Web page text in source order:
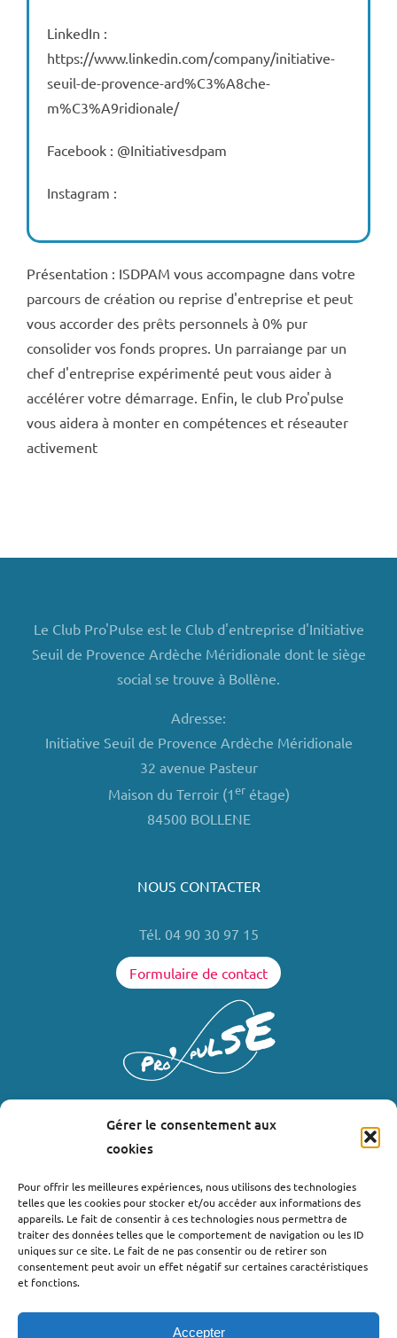
Gérer le consentement aux
cookies
Pour offrir les meilleures expériences, nous utilisons des technologies
telles que les cookies pour stocker et/ou accéder aux informations des
appareils. Le fait de consentir à ces technologies nous permettra de
traiter des données telles que le comportement de navigation ou les ID
uniques sur ce site. Le fait de ne pas consentir ou de retirer son
consentement peut avoir un effet négatif sur certaines caractéristiques
et fonctions.
Accepter
LinkedIn :
https://www.linkedin.com/company/initiative-
seuil-de-provence-ard%C3%A8che-
m%C3%A9ridionale/
Facebook : @Initiativesdpam
Instagram :
Présentation : ISDPAM vous accompagne dans votre
parcours de création ou reprise d'entreprise et peut
vous accorder des prêts personnels à 0% pur
consolider vos fonds propres. Un parraiange par un
chef d'entreprise expérimenté peut vous aider à
accélérer votre démarrage. Enfin, le club Pro'pulse
vous aidera à monter en compétences et réseauter
activement
Le Club Pro'Pulse est le Club d'entreprise d'Initiative
Seuil de Provence Ardèche Méridionale dont le siège
social se trouve à Bollène.
Adresse:
Initiative Seuil de Provence Ardèche Méridionale
32 avenue Pasteur
Maison du Terroir (1erétage)
84500 BOLLENE
NOUS CONTACTER
Tél. 04 90 30 97 15
Formulaire de contact
Où nous trouver ?
Bollène
Nyons
Valréas
Lachapelle-sous-Aubenas